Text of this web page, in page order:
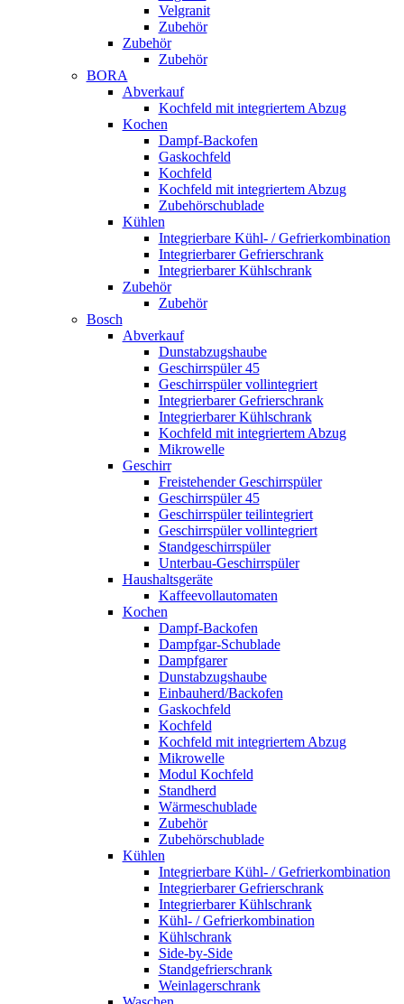
Velgranit
Zubehör
Zubehör
Zubehör
BORA
Abverkauf
Kochfeld mit integriertem Abzug
Kochen
Dampf-Backofen
Gaskochfeld
Kochfeld
Kochfeld mit integriertem Abzug
Zubehörschublade
Kühlen
Integrierbare Kühl- / Gefrierkombination
Integrierbarer Gefrierschrank
Integrierbarer Kühlschrank
Zubehör
Zubehör
Bosch
Abverkauf
Dunstabzugshaube
Geschirrspüler 45
Geschirrspüler vollintegriert
Integrierbarer Gefrierschrank
Integrierbarer Kühlschrank
Kochfeld mit integriertem Abzug
Mikrowelle
Geschirr
Freistehender Geschirrspüler
Geschirrspüler 45
Geschirrspüler teilintegriert
Geschirrspüler vollintegriert
Standgeschirrspüler
Unterbau-Geschirrspüler
Haushaltsgeräte
Kaffeevollautomaten
Kochen
Dampf-Backofen
Dampfgar-Schublade
Dampfgarer
Dunstabzugshaube
Einbauherd/Backofen
Gaskochfeld
Kochfeld
Kochfeld mit integriertem Abzug
Mikrowelle
Modul Kochfeld
Standherd
Wärmeschublade
Zubehör
Zubehörschublade
Kühlen
Integrierbare Kühl- / Gefrierkombination
Integrierbarer Gefrierschrank
Integrierbarer Kühlschrank
Kühl- / Gefrierkombination
Kühlschrank
Side-by-Side
Standgefrierschrank
Weinlagerschrank